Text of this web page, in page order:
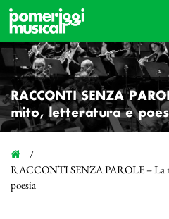
RACCONTI SENZA
mito, letteratura e
RACCONTI SENZA PAROLE – La
poesia